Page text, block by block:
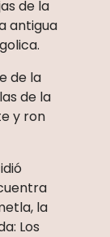
de la
antigua
de la
de la
y ron
la
Los